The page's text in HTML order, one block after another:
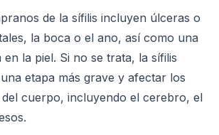
de la sífilis incluyen úlceras o
la boca o el ano, así como una
la piel. Si no se trata, la sífilis
etapa más grave y afectar los
cuerpo, incluyendo el cerebro, el